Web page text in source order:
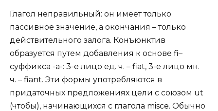
Глагол неправильный: он имеет только
пассивное значение, а окончания – только
действительного залога. Конъюнктив
образуется путем добавления к основе fi–
суффикса -а-: 3-е лицо ед. ч. – fiat, 3-е лицо мн.
ч. – fiant. Эти формы употребляются в
придаточных предложениях цели с союзом ut
(чтобы), начинающихся с глагола misce. Обычно